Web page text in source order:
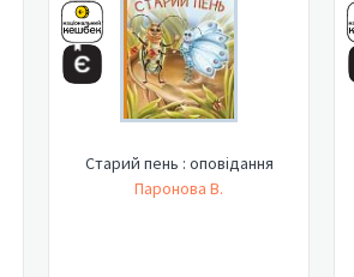
Старий пень : оповідання
Паронова В.